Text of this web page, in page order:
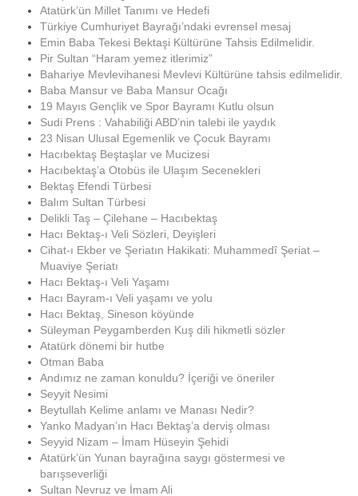
Atatürk’ün Millet Tanımı ve Hedefi
Türkiye Cumhuriyet Bayrağı’ndaki evrensel mesaj
Emin Baba Tekesi Bektaşi Kültürüne Tahsis Edilmelidir.
Pir Sultan “Haram yemez itlerimiz”
Bahariye Mevlevihanesi Mevlevi Kültürüne tahsis edilmelidir.
Baba Mansur ve Baba Mansur Ocağı
19 Mayıs Gençlik ve Spor Bayramı Kutlu olsun
Sudi Prens : Vahabiliği ABD’nin talebi ile yaydık
23 Nisan Ulusal Egemenlik ve Çocuk Bayramı
Hacıbektaş Beştaşlar ve Mucizesi
Hacıbektaş’a Otobüs ile Ulaşım Secenekleri
Bektaş Efendi Türbesi
Balım Sultan Türbesi
Delikli Taş – Çilehane – Hacıbektaş
Hacı Bektaş-ı Veli Sözleri, Deyişleri
Cihat-ı Ekber ve Şeriatın Hakikati: Muhammedî Şeriat –
Muaviye Şeriatı
Hacı Bektaş-ı Veli Yaşamı
Hacı Bayram-ı Veli yaşamı ve yolu
Hacı Bektaş, Sineson köyünde
Süleyman Peygamberden Kuş dili hikmetli sözler
Atatürk dönemi bir hutbe
Otman Baba
Andımız ne zaman konuldu? İçeriği ve öneriler
Seyyit Nesimi
Beytullah Kelime anlamı ve Manası Nedir?
Yanko Madyan’ın Hacı Bektaş’a derviş olması
Seyyid Nizam – İmam Hüseyin Şehidi
Atatürk’ün Yunan bayrağına saygı göstermesi ve
barışseverliği
Sultan Nevruz ve İmam Ali